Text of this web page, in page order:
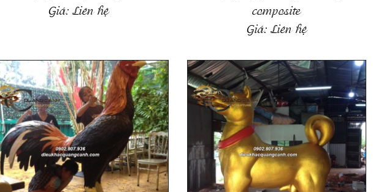
Giá:Liên hệ
composite
Giá:Liên hệ